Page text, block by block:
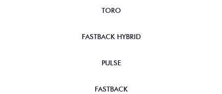
TORO
FASTBACK HYBRID
PULSE
FASTBACK